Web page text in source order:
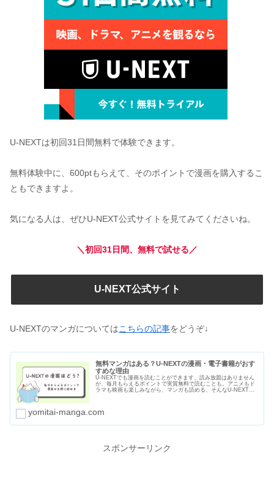
U-NEXTは初回31日間無料で体験できます。
無料体験中に、600ptもらえて、そのポイントで漫画を購入するこ
ともできますよ。
気になる人は、ぜひU-NEXT公式サイトを見てみてくださいね。
＼初回31日間、無料で試せる／
U-NEXT公式サイト
U-NEXTのマンガについてはこちらの記事をどうぞ↓
無料マンガはある？U-NEXTの漫画・電子書籍がおす
すめな理由
U-NEXTでも漫画を読むことができます。読み放題はありません
が、毎月もらえるポイントで実質無料で読むことも。アニメもド
ラマも映画も楽しみながら、マンガも読める、そんなU-NEXTが
yomitai-manga.com
スポンサーリンク